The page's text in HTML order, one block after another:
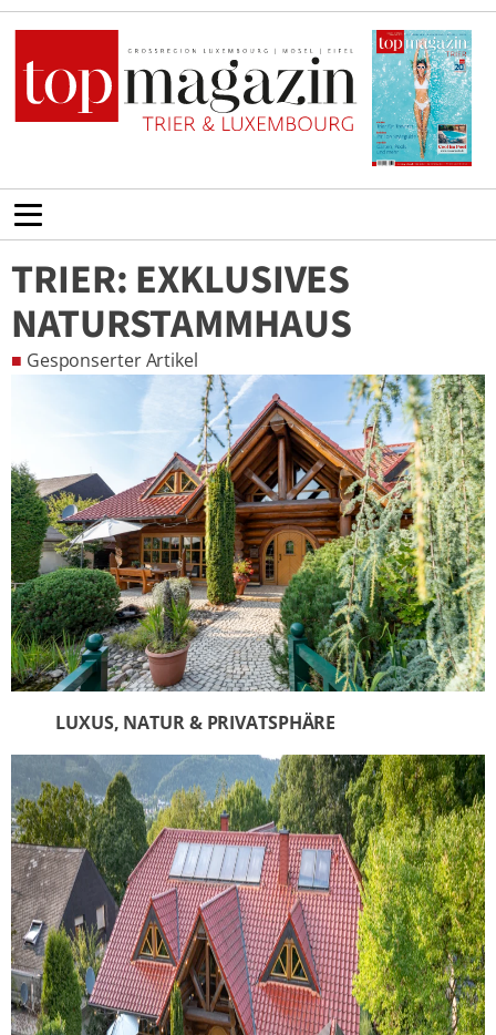
TRIER: EXKLUSIVES
NATURSTAMMHAUS
■ Gesponserter Artikel
LUXUS, NATUR & PRIVATSPHÄRE